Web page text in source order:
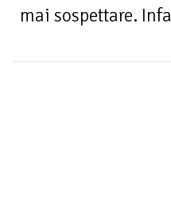
mai sospettare.